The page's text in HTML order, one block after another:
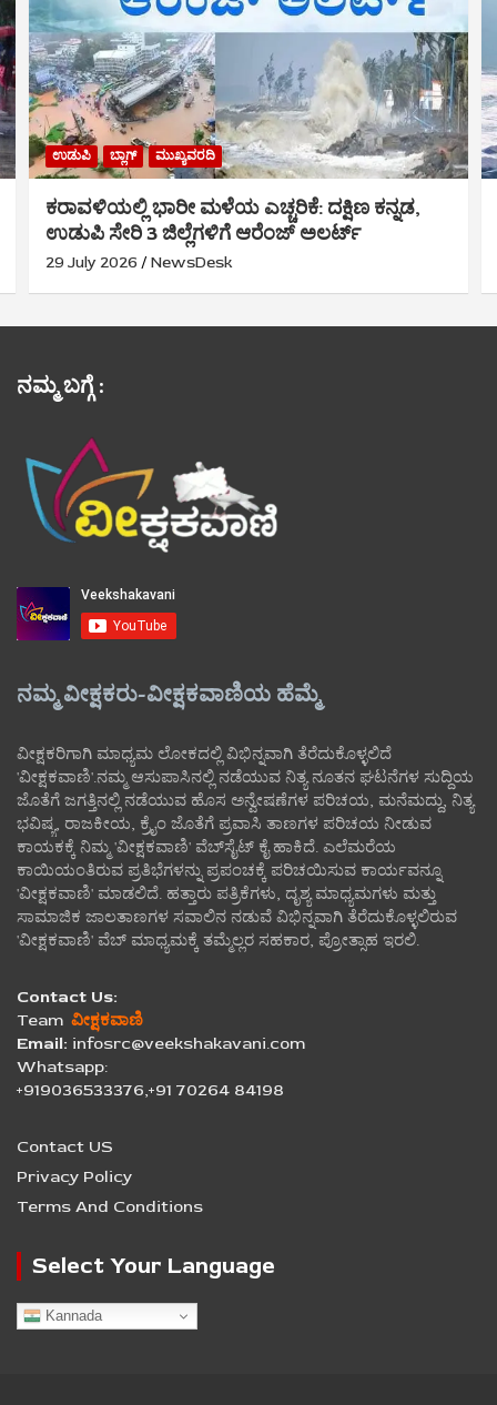
ಉಡುಪಿ ಬ್ಲಾಗ್ ಮುಖ್ಯವರದಿ
ಕರಾವಳಿಯಲ್ಲಿ ಭಾರೀ ಮಳೆಯ ಎಚ್ಚರಿಕೆ: ದಕ್ಷಿಣ ಕನ್ನಡ,
ಉಡುಪಿ ಸೇರಿ 3 ಜಿಲ್ಲೆಗಳಿಗೆ ಆರೆಂಜ್ ಅಲರ್ಟ್
29 July 2026 NewsDesk
ನಮ್ಮ ಬಗ್ಗೆ :
ನಮ್ಮ ವೀಕ್ಷಕರು-ವೀಕ್ಷಕವಾಣಿಯ ಹೆಮ್ಮೆ
ವೀಕ್ಷಕರಿಗಾಗಿ ಮಾಧ್ಯಮ ಲೋಕದಲ್ಲಿ ವಿಭಿನ್ನವಾಗಿ ತೆರೆದುಕೊಳ್ಳಲಿದೆ
'ವೀಕ್ಷಕವಾಣಿ'.ನಮ್ಮ ಆಸುಪಾಸಿನಲ್ಲಿ ನಡೆಯುವ ನಿತ್ಯ ನೂತನ ಘಟನೆಗಳ ಸುದ್ದಿಯ
ಜೊತೆಗೆ ಜಗತ್ತಿನಲ್ಲಿ ನಡೆಯುವ ಹೊಸ ಅನ್ವೇಷಣೆಗಳ ಪರಿಚಯ, ಮನೆಮದ್ದು, ನಿತ್ಯ
ಭವಿಷ್ಯ, ರಾಜಕೀಯ, ಕ್ರೈಂ ಜೊತೆಗೆ ಪ್ರವಾಸಿ ತಾಣಗಳ ಪರಿಚಯ ನೀಡುವ
ಕಾಯಕಕ್ಕೆ ನಿಮ್ಮ 'ವೀಕ್ಷಕವಾಣಿ' ವೆಬ್‌ಸೈಟ್‌ ಕೈ ಹಾಕಿದೆ. ಎಲೆಮರೆಯ
ಕಾಯಿಯಂತಿರುವ ಪ್ರತಿಭೆಗಳನ್ನು ಪ್ರಪಂಚಕ್ಕೆ ಪರಿಚಯಿಸುವ ಕಾರ್ಯವನ್ನೂ
'ವೀಕ್ಷಕವಾಣಿ' ಮಾಡಲಿದೆ. ಹತ್ತಾರು ಪತ್ರಿಕೆಗಳು, ದೃಶ್ಯ ಮಾಧ್ಯಮಗಳು ಮತ್ತು
ಸಾಮಾಜಿಕ ಜಾಲತಾಣಗಳ ಸವಾಲಿನ ನಡುವೆ ವಿಭಿನ್ನವಾಗಿ ತೆರೆದುಕೊಳ್ಳಲಿರುವ
'ವೀಕ್ಷಕವಾಣಿ' ವೆಬ್ ಮಾಧ್ಯಮಕ್ಕೆ ತಮ್ಮೆಲ್ಲರ ಸಹಕಾರ, ಪ್ರೋತ್ಸಾಹ ಇರಲಿ.
Contact Us:
Team ವೀಕ್ಷಕವಾಣಿ
Email: infosrc@veekshakavani.com
Whatsapp:
+919036533376,+91 70264 84198
Contact US
Privacy Policy
Terms And Conditions
Select Your Language
Kannada